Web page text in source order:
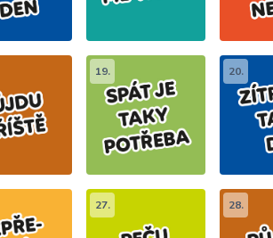
19. 20.
27. 28.